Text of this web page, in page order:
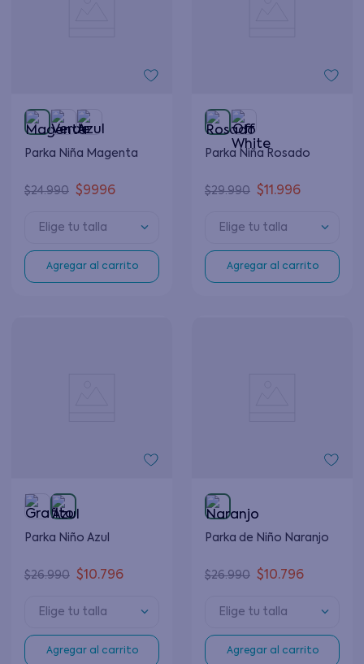
Parka Niña Magenta
$24.990 $9996
Elige tu talla
Agregar al carrito
Parka Niña Rosado
$29.990 $11 .996
Elige tu talla
Agregar al carrito
Parka Niño Azul
$26.990 $10.796
Elige tu talla
Agregar al carrito
Parka de Niño Naranjo
$26.990 $10.796
Elige tu talla
Agregar al carrito